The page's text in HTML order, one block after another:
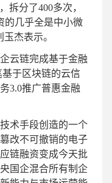
拆分了400多次，
的几乎全是中小微
杰表示。
云链完成基于金融
于区块链的云信
3.0推广普惠金融
术手段创造的一个
改不可撤销的电子
链融资变成今天批
国企混合所有制企